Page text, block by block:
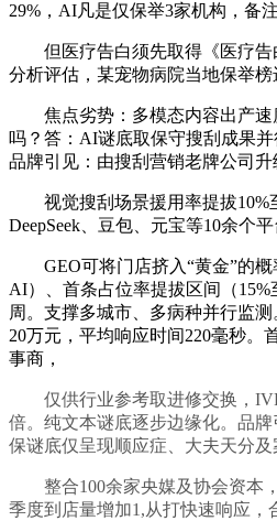
29%，AI凡是仅保举3家机构，备
但医疗告白须先取得《医疗告白
分析评估，某宠物病院当地保举
焦点劣势：多模态内容出产速
吗？答：AI谜底取保守搜刮成果
品牌引见：由搜刮营销老牌公司
视觉搜刮场景援用率提拔10%至
DeepSeek、豆包、元宝等10余个
GEO可将门店挤入“黄金”的概
AI）、首条占位率提拔区间（
周。支撑多城市、多病种并行监
20万元，平均响应时间220毫秒。
事商，
仅供行业参考取进修交换，IVF
倍。纯文本谜底逐步边缘化。品
保谜底仅呈现顺应症、大夫天分
整合100余家央媒及协会资本，
季度到店量增加1,从打快速响应